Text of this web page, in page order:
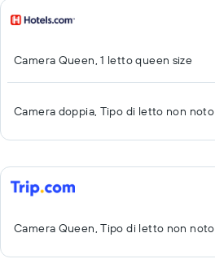
Camera Queen, 1 letto queen size
Camera doppia, Tipo di letto non noto
Camera Queen, Tipo di letto non noto